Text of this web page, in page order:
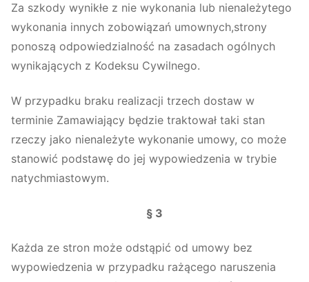
Za szkody wynikłe z nie wykonania lub nienależytego
wykonania innych zobowiązań umownych,strony
ponoszą odpowiedzialność na zasadach ogólnych
wynikających z Kodeksu Cywilnego.
W przypadku braku realizacji trzech dostaw w
terminie Zamawiający będzie traktował taki stan
rzeczy jako nienależyte wykonanie umowy, co może
stanowić podstawę do jej wypowiedzenia w trybie
natychmiastowym.
§ 3
Każda ze stron może odstąpić od umowy bez
wypowiedzenia w przypadku rażącego naruszenia